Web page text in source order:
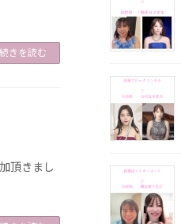
続きを読む
頂きまし